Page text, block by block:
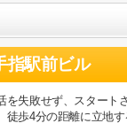
指駅前ビル
を失敗せず、スタート
徒歩4分の距離に立地す